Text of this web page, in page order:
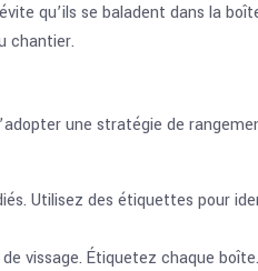
qu’ils se baladent dans la
chantier.
une stratégie de
Utilisez des étiquettes pour
vissage. Étiquetez chaque boîte.